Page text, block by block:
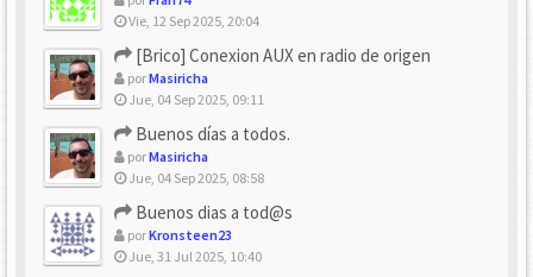
Vie, 12 Sep 2025, 20:04
[Brico] Conexion AUX en radio de origen
porMasiricha
Jue, 04 Sep 2025, 09:11
Buenos días a todos.
porMasiricha
Jue, 04 Sep 2025, 08:58
Buenos dias a tod@s
porKronsteen23
Jue, 31 Jul 2025, 10:40